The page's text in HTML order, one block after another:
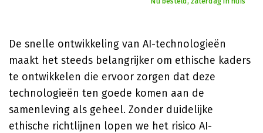
De snelle ontwikkeling van AI-technologieën
maakt het steeds belangrijker om ethische kaders
te ontwikkelen die ervoor zorgen dat deze
technologieën ten goede komen aan de
samenleving als geheel. Zonder duidelijke
ethische richtlijnen lopen we het risico AI-